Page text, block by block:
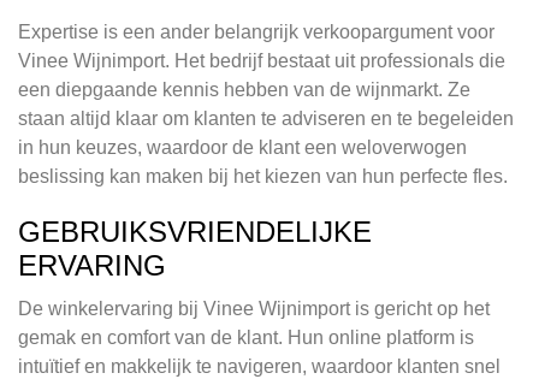
Expertise is een ander belangrijk verkoopargument voor
Vinee Wijnimport. Het bedrijf bestaat uit professionals die
een diepgaande kennis hebben van de wijnmarkt. Ze
staan altijd klaar om klanten te adviseren en te begeleiden
in hun keuzes, waardoor de klant een weloverwogen
beslissing kan maken bij het kiezen van hun perfecte fles.
GEBRUIKSVRIENDELIJKE
ERVARING
De winkelervaring bij Vinee Wijnimport is gericht op het
gemak en comfort van de klant. Hun online platform is
intuïtief en makkelijk te navigeren, waardoor klanten snel